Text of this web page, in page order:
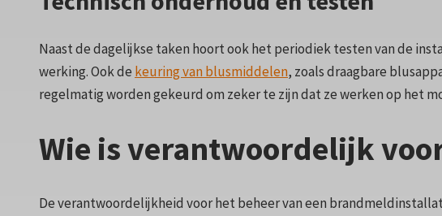
Naast de dagelijkse taken hoort ook het periodiek testen van de
werking. Ook de keuring van blusmiddelen, zoals draagbare
regelmatig worden gekeurd om zeker te zijn dat ze werken op het
Wie is verantwoordelijk
De verantwoordelijkheid voor het beheer van een